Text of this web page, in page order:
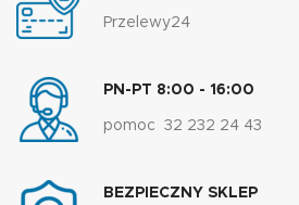
Przelewy24
PN-PT 8:00 - 16:00
pomoc 32 232 24 43
BEZPIECZNY SKLEP